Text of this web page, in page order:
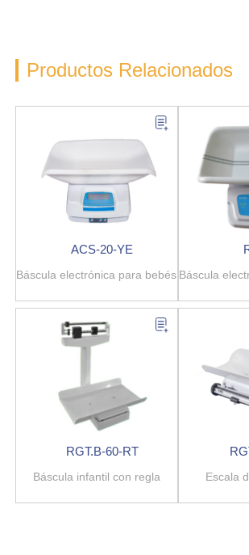
Productos Relacionados
ACS-20-YE
Báscula electrónica para bebés Báscula
RGT.B-60-RT
Báscula infantil con regla Escala